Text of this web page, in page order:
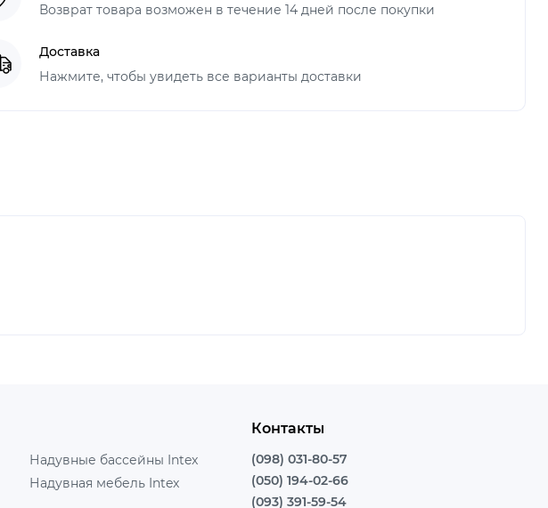
Возврат товара возможен в течение 14 дней после покупки
Доставка
Нажмите, чтобы увидеть все варианты доставки
Надувные бассейны Intex
Надувная мебель Intex
Контакты
(098) 031-80-57
(050) 194-02-66
(093) 391-59-54